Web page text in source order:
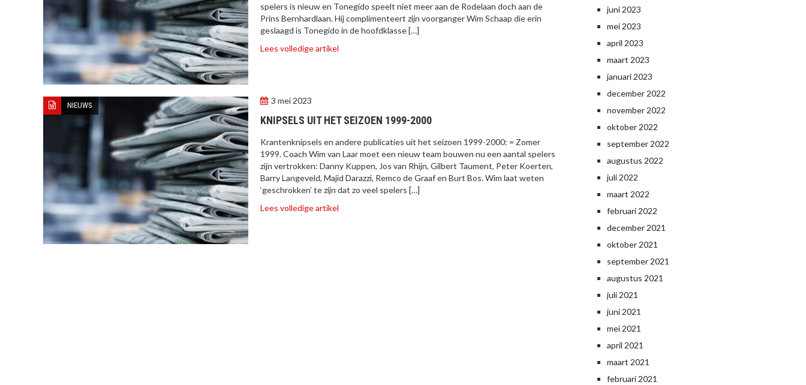
spelers is nieuw en Tonegido speelt niet meer aan de Rodelaan doch aan de
Prins Bernhardlaan. Hij complimenteert zijn voorganger Wim Schaap die erin
geslaagd is Tonegido in de hoofdklasse […]
Lees volledige artikel
NIEUWS 3 mei 2023
KNIPSELS UIT HET SEIZOEN 1999-2000
Krantenknipsels en andere publicaties uit het seizoen 1999-2000: = Zomer
1999. Coach Wim van Laar moet een nieuw team bouwen nu een aantal spelers
zijn vertrokken: Danny Kuppen, Jos van Rhijn, Gilbert Taument, Peter Koerten,
Barry Langeveld, Majid Darazzi, Remco de Graaf en Burt Bos. Wim laat weten
‘geschrokken’ te zijn dat zo veel spelers […]
Lees volledige artikel
juni 2023
mei 2023
april 2023
maart 2023
januari 2023
december 2022
november 2022
oktober 2022
september 2022
augustus 2022
juli 2022
maart 2022
februari 2022
december 2021
oktober 2021
september 2021
augustus 2021
juli 2021
juni 2021
mei 2021
april 2021
maart 2021
februari 2021